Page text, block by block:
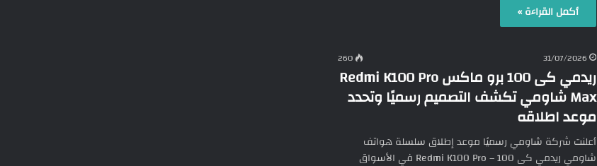
أكمل القراءة »
31/07/2026
260
ريدمي كى 100 برو ماكس Redmi K100 Pro
Max شاومي تكشف التصميم رسميًا وتحدد
موعد اطلاقه
أعلنت شركة شاومي رسميًا موعد إطلاق سلسلة هواتف
شاومي ريدمي كى 100 – Redmi K100 Pro في الأسواق